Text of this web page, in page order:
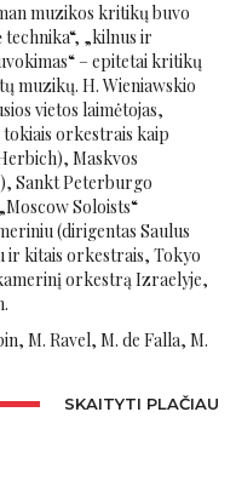
muzikos kritikų buvo
„kilnus ir
– epitetai kritikų
muzikų. H. Wieniawskio
vietos laimėtojas,
tokiais orkestrais kaip
Maskvos
Sankt Peterburgo
Soloists“
(dirigentas Saulus
ir kitais orkestrais, Tokyo
orkestrą Izraelyje,
M. Ravel, M. de Falla, M.
SKAITYTI PLAČIAU